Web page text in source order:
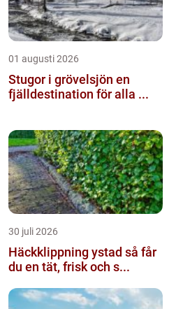
01 augusti 2026
Stugor i grövelsjön en
fjälldestination för alla ...
30 juli 2026
Häckklippning ystad så får
du en tät, frisk och s...